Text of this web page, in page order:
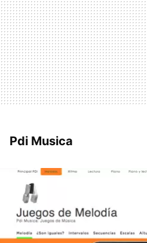
Pdi Musica